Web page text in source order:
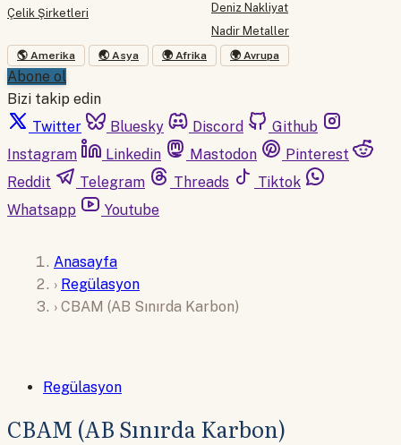
Çelik Şirketleri
Deniz Nakliyat
Nadir Metaller
🌎 Amerika 🌏 Asya 🌍 Afrika 🌍 Avrupa
Abone ol
Bizi takip edin
Twitter
Bluesky Discord
Github
Instagram
Linkedin Mastodon
Pinterest
Reddit
Telegram Threads
Tiktok
Whatsapp
Youtube
Anasayfa
› Regülasyon
› CBAM (AB Sınırda Karbon)
Regülasyon
CBAM (AB Sınırda Karbon)